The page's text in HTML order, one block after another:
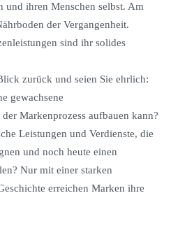
und ihren Menschen selbst. Am
der Vergangenheit.
sind ihr solides
zurück und seien Sie ehrlich:
gewachsene
Markenprozess aufbauen kann?
Leistungen und Verdienste, die
und noch heute einen
Nur mit einer starken
erreichen Marken ihre